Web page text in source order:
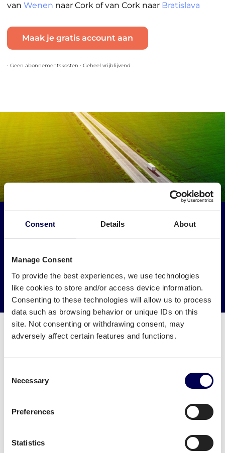
Consent Details About
Manage Consent
To provide the best experiences, we use technologies
like cookies to store and/or access device information.
Consenting to these technologies will allow us to process
data such as browsing behavior or unique IDs on this
site. Not consenting or withdrawing consent, may
adversely affect certain features and functions.
Selection
Necessary
Preferences
Statistics
van Wenen naar Cork of van Cork naar Bratislava
Maak je gratis account aan
• Geen abonnementskosten • Geheel vrijblijvend
Laat je vracht naar en van Cork ophalen door
→ Ga van start
Verminder je CO2 uitstoot
beschikbaar voor Cork?
vanuit Nederland naar Cork.
zakelijk pakketten
vanuit Nederland naar Cork. Let wel:
pakketten staat momenteel enkel open voor